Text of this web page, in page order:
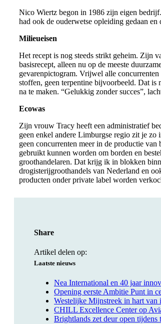
Nico Wiertz begon in 1986 zijn eigen
had ook de ouderwetse opleiding gedaan
Milieueisen
Het recept is nog steeds strikt geheim. Zijn
basisrecept, alleen nu op de meeste
gevarenpictogram. Vrijwel alle
stoffen, geen terpentine bijvoorbeeld. Dat is
na te maken. “Gelukkig zonder succes”,
Ecowas
Zijn vrouw Tracy heeft een administratief
geen enkel andere Limburgse regio zit je
geen concurrenten meer in de productie
gebruikt kunnen worden om borden en
groothandelaren. Dat krijg ik in blokken
drogisterijgroothandels van Nederland en
producten onder private label worden
Share
Artikel delen op:
Laatste nieuws
Nea International en 40 jaar
Opening eerste Ambitie Punt in
Westelijke Mijnstreek in hart van
CHILL Excellence Center op
Brightlands zet deur open tijdens